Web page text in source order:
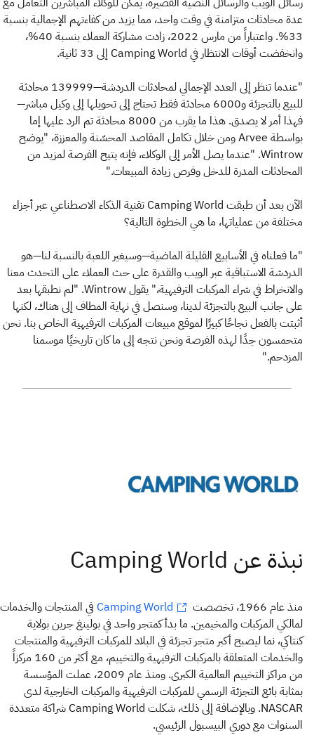
عدة محادثات متزامنة في وقت واحد، مما يزيد من كفاءتهم الإجمالية بنسبة
33%. واعتباراً من مارس 2022، زادت مشاركة العملاء بنسبة 40%،
وانخفضت أوقات الانتظار في Camping World إلى 33 ثانية.
"عندما تنظر إلى العدد الإجمالي لمحادثات الدردشة—139999 محادثة
للبيع بالتجزئة و6000 محادثة فقط تحتاج إلى تحويلها إلى وكيل مباشر—
فهذا أمر لا يصدق. هذا ما يقرب من 8000 محادثة تم الرد عليها إما
بواسطة Arvee ومن خلال تكامل المقاصد المحسّنة والمعززة، "يوضح
Wintrow. "عندما يصل الأمر إلى الوكلاء، فإنه يتيح الفرصة لمزيد من
المحادثات المدرة للدخل وفرص زيادة المبيعات."
الآن بعد أن طبقت Camping World تقنية الذكاء الاصطناعي عبر أجزاء
مختلفة من عملياتها، ما هي الخطوة التالية؟
"ما فعلناه في الأسابيع القليلة الماضية—وسيغير اللعبة بالنسبة لنا—هو
الدردشة الاستباقية عبر الويب والقدرة على حث العملاء على التحدث معنا
والانخراط في شراء المركبات الترفيهية،" يقول Wintrow. "لم نطبقها بعد
على جانب البيع بالتجزئة لدينا، وسنصل في نهاية المطاف إلى هناك، لكنها
أثبتت بالفعل نجاحًا كبيرًا لموقع مبيعات المركبات الترفيهية الخاص بنا. نحن
متحمسون جدًا لهذه الفرصة ونحن نتجه إلى ما كان تاريخيًا موسمنا
المزدحم."
منذ عام 1966، تخصصت Camping World في المنتجات والخدمات
لمالكي المركبات والمخيمين. ما بدأ كمتجر واحد في بولينغ جرين بولاية
كنتاكي، نما ليصبح أكبر متجر تجزئة في البلاد للمركبات الترفيهية والمنتجات
والخدمات المتعلقة بالمركبات الترفيهية والتخييم، مع أكثر من 160 مركزاً
من مراكز التخييم العالمية الكبرى. ومنذ عام 2009، عملت المؤسسة
بمثابة بائع التجزئة الرسمي للمركبات الترفيهية والمركبات الخارجية لدى
NASCAR. وبالإضافة إلى ذلك، شكلت Camping World شراكة متعددة
السنوات مع دوري البيسبول الرئيسي.